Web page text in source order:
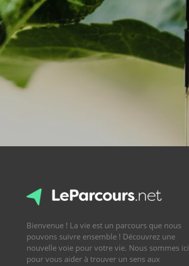
Bienvenue ! La vie est un parcours que nous
pouvons suivre ensemble ! Découvrez une
nouvelle voie pour votre vie. Nous sommes ici
pour vous aider à trouver un sens aux